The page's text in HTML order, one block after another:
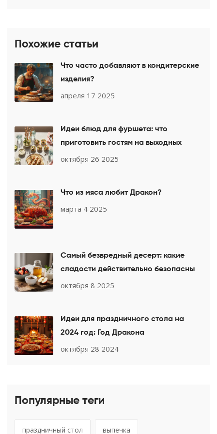
Похожие статьи
Что часто добавляют в кондитерские
изделия?
апреля 17 2025
Идеи блюд для фуршета: что
приготовить гостям на выходных
октября 26 2025
Что из мяса любит Дракон?
марта 4 2025
Самый безвредный десерт: какие
сладости действительно безопасны
октября 8 2025
Идеи для праздничного стола на
2024 год: Год Дракона
октября 28 2024
Популярные теги
праздничный стол выпечка